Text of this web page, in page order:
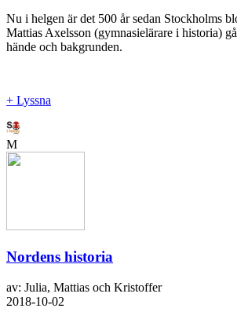
Nu i helgen är det 500 år sedan Stockholms
Mattias Axelsson (gymnasielärare i historia)
hände och bakgrunden.
+ Lyssna
M
Nordens historia
av: Julia, Mattias och Kristoffer
2018-10-02